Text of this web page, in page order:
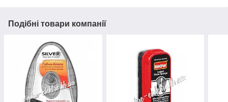
Подібні товари компанії